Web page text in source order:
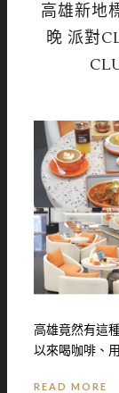
高雄新地
晚 派對
高雄竟然有這
以來喝咖啡、
READ MORE